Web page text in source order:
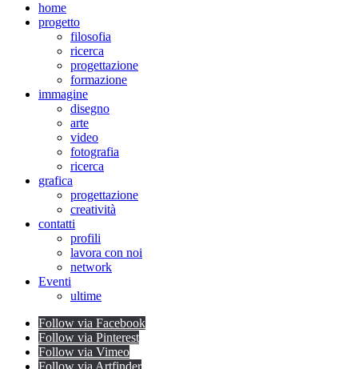
home
progetto
filosofia
ricerca
progettazione
formazione
immagine
disegno
arte
video
fotografia
ricerca
grafica
progettazione
creatività
contatti
profili
lavora con noi
network
Eventi
ultime
Follow via Facebook
Follow via Pinterest
Follow via Vimeo
Follow via Artfinder